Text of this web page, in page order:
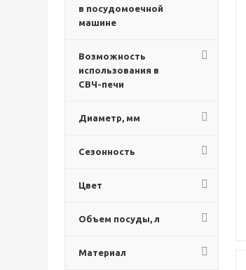
в посудомоечной
машине
Возможность
использования в
СВЧ-печи
Диаметр, мм
Сезонность
Цвет
Объем посуды, л
Материал